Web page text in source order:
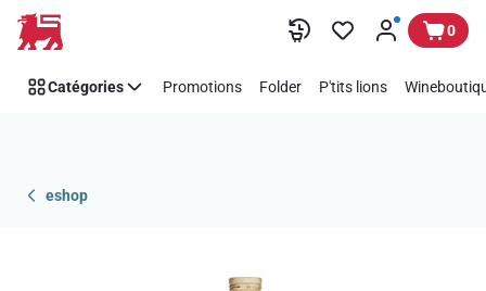
Passer 0
Catégories Promotions Folder P'tits lions
eshop